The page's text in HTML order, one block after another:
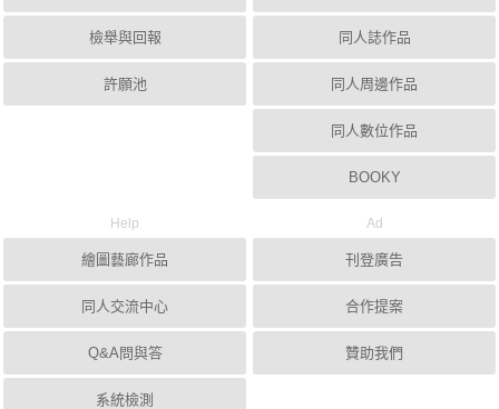
檢舉與回報
許願池
同人誌作品
同人周邊作品
同人數位作品
BOOKY
Help
繪圖藝廊作品
同人交流中心
Q&A問與答
系統檢測
Ad
刊登廣告
合作提案
贊助我們